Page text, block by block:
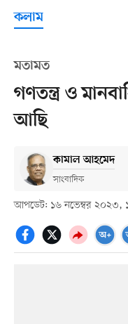
কলাম
মতামত
গণতন্ত্র ও
আছি
কামাল আহমেদ
সাংবাদিক
আপডেট: ১৬ নভেম্বর ২০২৩,